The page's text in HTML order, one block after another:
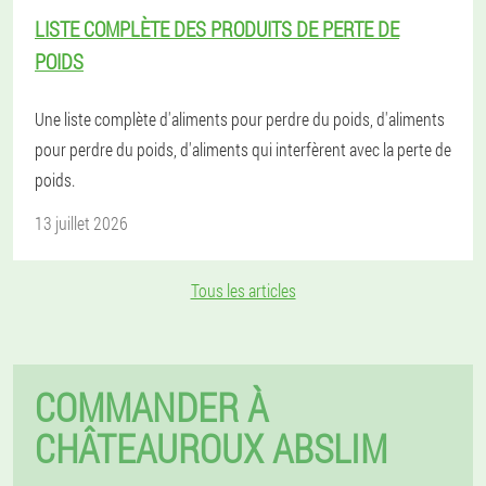
LISTE COMPLÈTE DES PRODUITS DE PERTE DE
POIDS
Une liste complète d'aliments pour perdre du poids, d'aliments
pour perdre du poids, d'aliments qui interfèrent avec la perte de
poids.
13 juillet 2026
Tous les articles
COMMANDER À
CHÂTEAUROUX ABSLIM